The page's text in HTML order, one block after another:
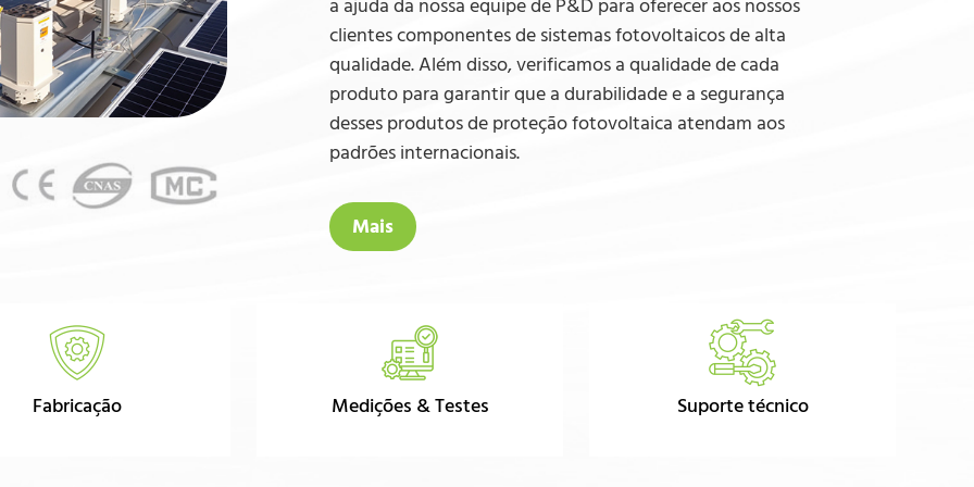
clientes componentes de sistemas fotovoltaicos de alta
qualidade. Além disso, verificamos a qualidade de cada
produto para garantir que a durabilidade e a segurança
desses produtos de proteção fotovoltaica atendam aos
padrões internacionais.
Mais
Fabricação Medições & Testes Suporte técnico